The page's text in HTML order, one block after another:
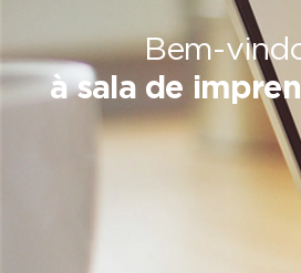
Bem-
à sala de